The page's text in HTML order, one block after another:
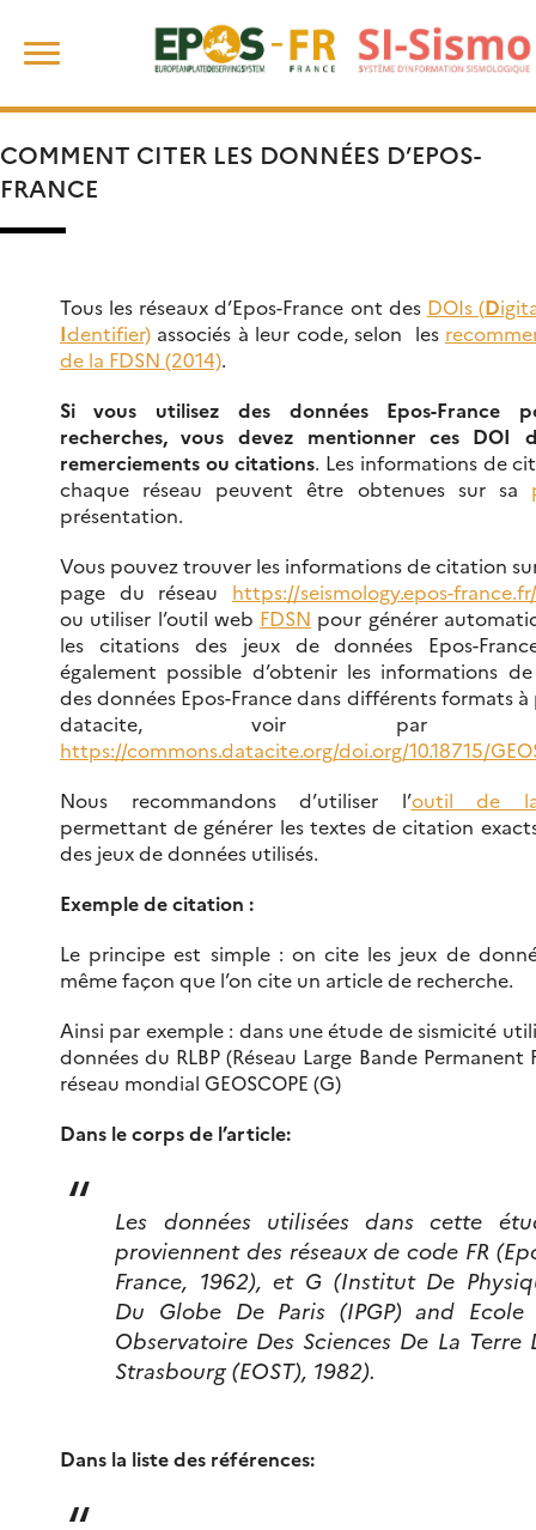
content
COMMENT CITER LES DONNÉES D’EPOS-
FRANCE
Tous les réseaux d’Epos-France ont des DOIs (D
Identifier) associés à leur code, selon les
de la FDSN (2014).
Si vous utilisez des données Epos-France
recherches, vous devez mentionner ces DOI
remerciements ou citations. Les informations de
chaque réseau peuvent être obtenues sur sa
présentation.
Vous pouvez trouver les informations de citation
page du réseau https://seismology.epos-
ou utiliser l’outil web FDSN pour générer
les citations des jeux de données Epos-
également possible d’obtenir les informations
des données Epos-France dans différents formats
datacite, voir par
https://commons.datacite.org/doi.org/10.18715/
Nous recommandons d’utiliser l’outil de
permettant de générer les textes de citation
des jeux de données utilisés.
Exemple de citation :
Le principe est simple : on cite les jeux de
même façon que l’on cite un article de recherche.
Ainsi par exemple : dans une étude de sismicité
données du RLBP (Réseau Large Bande Permanent
réseau mondial GEOSCOPE (G)
Dans le corps de l’article:
Les données utilisées dans cette
proviennent des réseaux de code FR
France, 1962), et G (Institut De
Du Globe De Paris (IPGP) and Ecole
Observatoire Des Sciences De La Terre
Strasbourg (EOST), 1982).
Dans la liste des références: